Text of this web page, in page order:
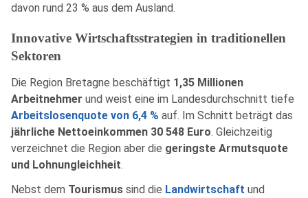
davon rund 23 % aus dem Ausland.
Innovative Wirtschaftsstrategien in traditionellen
Sektoren
Die Region Bretagne beschäftigt 1,35 Millionen
Arbeitnehmer und weist eine im Landesdurchschnitt tiefe
Arbeitslosenquote von 6,4 % auf. Im Schnitt beträgt das
jährliche Nettoeinkommen 30 548 Euro. Gleichzeitig
verzeichnet die Region aber die geringste Armutsquote
und Lohnungleichheit.
Nebst dem Tourismus sind die Landwirtschaft und